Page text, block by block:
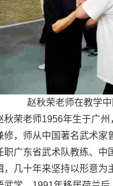
赵秋荣老师在教学
秋荣老师1956年生于广
修，师从中国著名武术家
职广东省武术队教练、中
，几十年来坚持以形意为